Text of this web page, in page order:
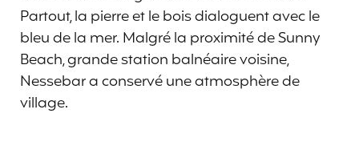
Partout, la pierre et le bois dialoguent avec le
bleu de la mer. Malgré la proximité de Sunny
Beach, grande station balnéaire voisine,
Nessebar a conservé une atmosphère de
village.